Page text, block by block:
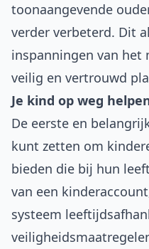
toonaangevende
verder verbeterd. Dit
inspanningen van het
veilig en vertrouwd
Je kind op weg
De eerste en
kunt zetten om
bieden die bij hun
van een
systeem